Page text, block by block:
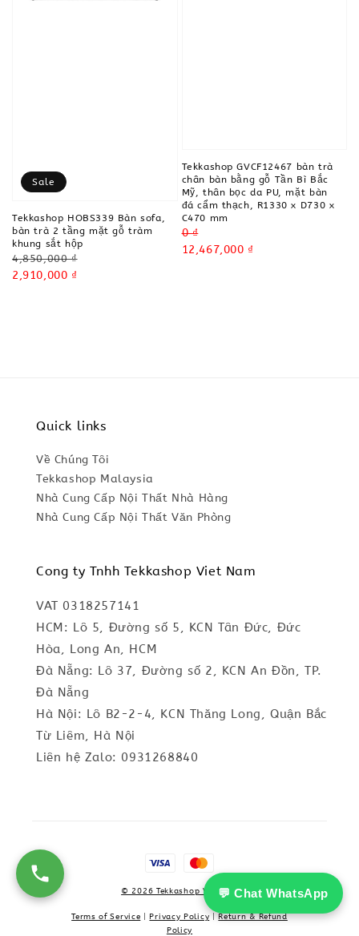
💬 Chat WhatsApp
Sale
Tekkashop HOBS339 Bàn sofa,
bàn trà 2 tầng mặt gỗ tràm
khung sắt hộp
Regular
price
4,850,000 ₫
Sale
2,910,000 ₫
Tekkashop GVCF12467 bàn trà
chân bàn bằng gỗ Tần Bì Bắc
Mỹ, thân bọc da PU, mặt bàn
đá cẩm thạch, R1330 x D730 x
C470 mm
Regular
price
0 ₫
Sale
12,467,000 ₫
Quick links
Về Chúng Tôi
Tekkashop Malaysia
Nhà Cung Cấp Nội Thất Nhà Hàng
Nhà Cung Cấp Nội Thất Văn Phòng
Cong ty Tnhh Tekkashop Viet Nam
VAT 0318257141
HCM: Lô 5, Đường số 5, KCN Tân Đức, Đức
Hòa, Long An, HCM
Đà Nẵng: Lô 37, Đường số 2, KCN An Đồn, TP.
Đà Nẵng
Hà Nội: Lô B2-2-4, KCN Thăng Long, Quận Bắc
Từ Liêm, Hà Nội
Liên hệ Zalo: 0931268840
© 2026 Tekkashop Vietnam
Terms of Service Privacy Policy |Return & Refund
Policy